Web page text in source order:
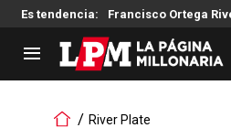
Es tendencia: Francisco Ortega
LIGA PROFESIONAL
River Plate